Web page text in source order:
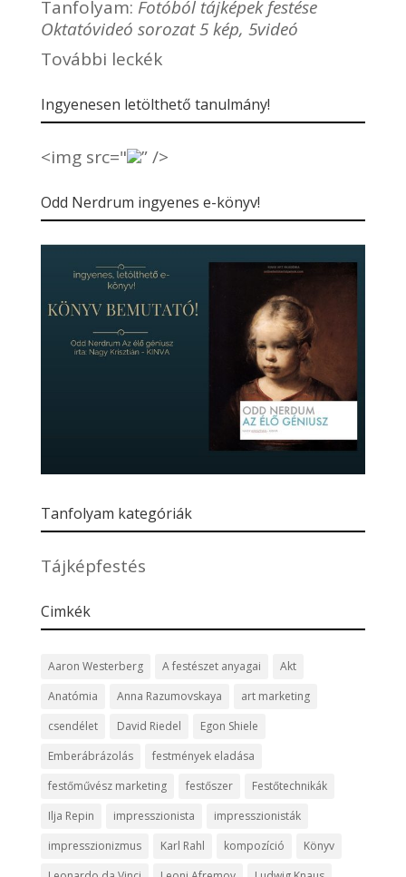
Tanfolyam: Fotóból tájképek festése
Oktatóvideó sorozat 5 kép, 5videó
További leckék
Ingyenesen letölthető tanulmány!
<img src=" ” />
Odd Nerdrum ingyenes e-könyv!
Tanfolyam kategóriák
Tájképfestés
Cimkék
Aaron Westerberg A festészet anyagai
Akt
Anatómia
Anna Razumovskaya
art marketing
csendélet
David Riedel
Egon Shiele
Emberábrázolás
festmények eladása
festőművész marketing
festőszer
Festőtechnikák
Ilja Repin
impresszionista
impresszionisták
impresszionizmus
Karl Rahl kompozíció
Könyv